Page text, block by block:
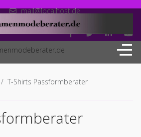
mail@localhost.de
T-Shirts Passformberater